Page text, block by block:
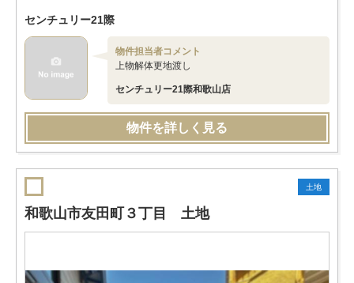
センチュリー21際
物件担当者コメント
上物解体更地渡し
センチュリー21際和歌山店
物件を詳しく見る
土地
和歌山市友田町３丁目 土地